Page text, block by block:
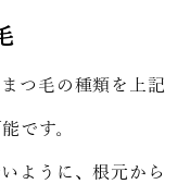
つ毛の種類を上記
です。
ように、根元から